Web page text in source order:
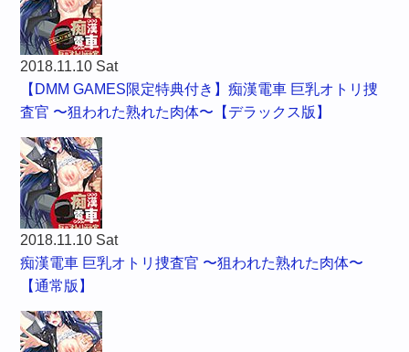
2018.11.10 Sat
【DMM GAMES限定特典付き】痴漢電車 巨乳オトリ捜
査官 〜狙われた熟れた肉体〜【デラックス版】
2018.11.10 Sat
痴漢電車 巨乳オトリ捜査官 〜狙われた熟れた肉体〜
【通常版】